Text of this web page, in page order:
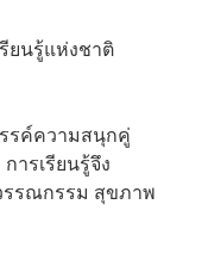
ยนรู้แห่งชาติ
รค์ความสนุกคู่
ารเรียนรู้จึง
รรณกรรม สุขภาพ